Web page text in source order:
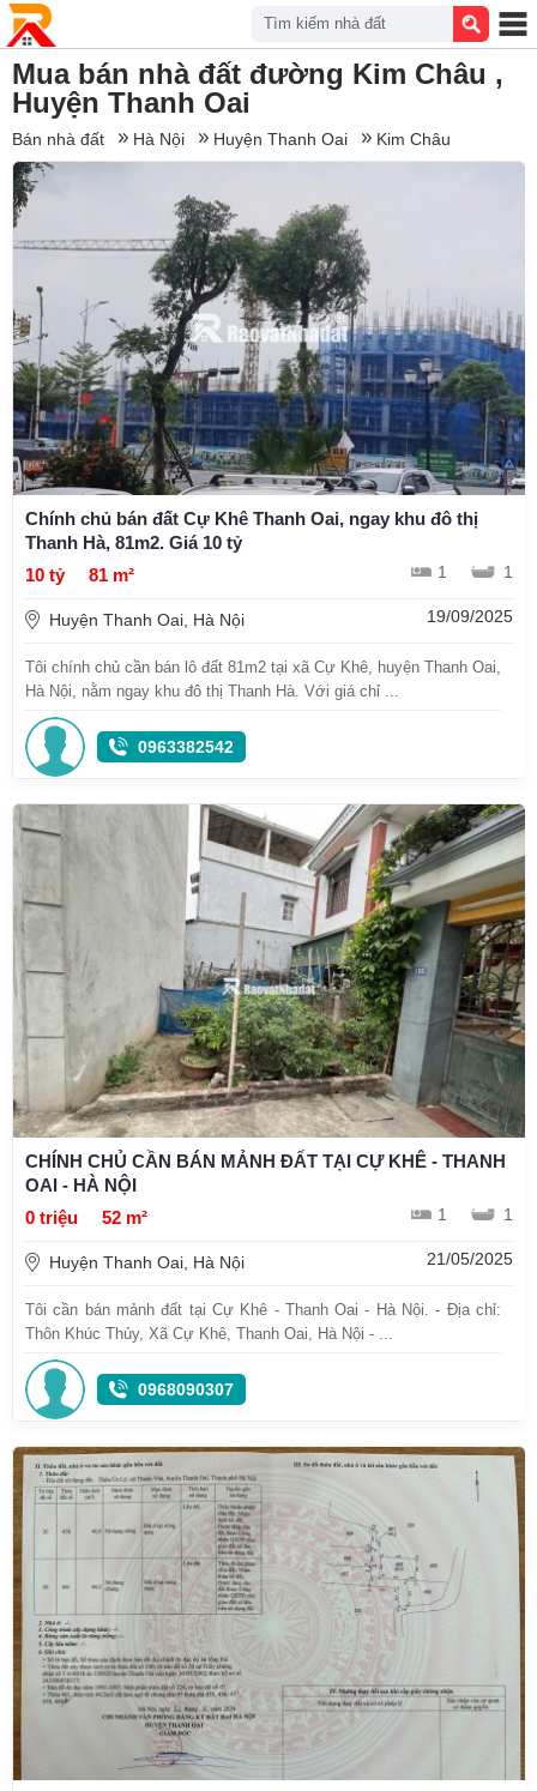
Mua bán nhà đất đường Kim Châu ,
Huyện Thanh Oai
Bán nhà đất Hà Nội Huyện Thanh Oai Kim Châu
Chính chủ bán đất Cự Khê Thanh Oai, ngay khu đô thị
Thanh Hà, 81m2. Giá 10 tỷ
10 tỷ
81 m² 1 1
Huyện Thanh Oai, Hà Nội 19/09/2025
Tôi chính chủ cần bán lô đất 81m2 tại xã Cự Khê, huyện Thanh Oai,
Hà Nội, nằm ngay khu đô thị Thanh Hà. Với giá chỉ ...
0963382542
CHÍNH CHỦ CẦN BÁN MẢNH ĐẤT TẠI CỰ KHÊ - THANH
OAI - HÀ NỘI
0 triệu
52 m² 1 1
Huyện Thanh Oai, Hà Nội 21/05/2025
Tôi cần bán mảnh đất tại Cự Khê - Thanh Oai - Hà Nội. - Địa chỉ:
Thôn Khúc Thủy, Xã Cự Khê, Thanh Oai, Hà Nội - ...
0968090307
Tìm kiếm nhà đất